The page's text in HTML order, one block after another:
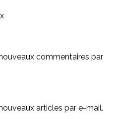
commentaires par
articles par e-mail.